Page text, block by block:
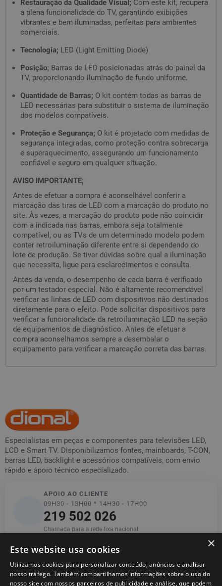
Restauração da Qualidade Visual; Com este kit, recupera
a plena funcionalidade do TV, garantindo exibições
vibrantes e bem iluminadas, perfeitas para ambientes
comerciais.
Tecnologia; LED (Light Emitting Diode)
Posição; Barras de LED posicionadas atrás do painel da
TV, proporcionando iluminação de fundo uniforme.
Quantidade de Barras; O kit contém todas as barras de
LED necessárias para substituir o sistema de iluminação
dos modelos compatíveis.
Proteção e Segurança; O kit é projetado com medidas de
segurança integradas, como proteção contra sobrecarga
e superaquecimento, assegurando um funcionamento
confiável e seguro em qualquer situação.
AVISO IMPORTANTE;
Antes de efetuar a compra é aconselhável conferir a
marcação das tiras de LED com a marcação do produto no
site. Às vezes, a marcação do produto pode não coincidir
com a indicada nas barras, embora seja totalmente
compatível, ou as TVs de um determinado modelo podem
conter retroiluminação diferente entre si dependendo do
lote de produção. Se tiver dúvidas sobre qual a iluminação
que necessita, ligue para esclarecimentos e consulta.
Antes da venda, o desempenho de cada barra é verificado
por um testador especial. Não é altamente recomendável
verificar as linhas de LED com dispositivos não destinados
diretamente para o efeito. Pode solicitar dispositivos para
verificar a funcionalidade da retroiluminação LED na seção
de equipamentos de diagnóstico. Antes de efetuar a
compra aconselhamos sempre a desembalar o
equipamento para verificar a marcação correta das barras.
Especialistas em peças e componentes para televisões LED,
LCD e Smart TV. Disponibilizamos fontes, mainboards, T-CON,
barras LED, backlight e acessórios compatíveis, com envio
rápido e apoio técnico especializado.
APOIO AO CLIENTE
09H30 - 13H00 * 14H30 - 17H00
219 502 026
Chamada para a rede fixa nacional
Informações
×
Este website usa cookies
Utilizamos cookies para personalizar conteúdo, anúncios e analisar
nosso tráfego. Também compartilhamos informações sobre o uso do
nosso site com nossos parceiros de publicidade e análise, que podem